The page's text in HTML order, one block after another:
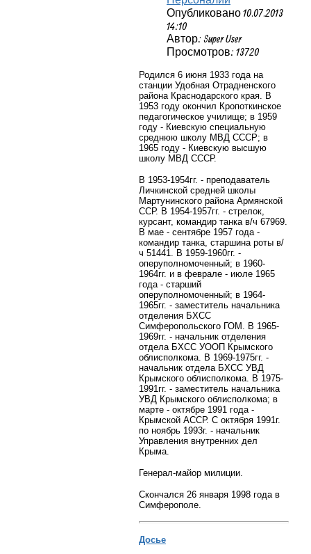
Опубликовано 10.07.2013
14:10
Автор: Super User
Просмотров: 13720
Родился 6 июня 1933 года на
станции Удобная Отрадненского
района Краснодарского края. В
1953 году окончил Кропоткинское
педагогическое училище; в 1959
году - Киевскую специальную
среднюю школу МВД СССР; в
1965 году - Киевскую высшую
школу МВД СССР.
В 1953-1954гг. - преподаватель
Личкинской средней школы
Мартунинского района Армянской
ССР. В 1954-1957гг. - стрелок,
курсант, командир танка в/ч 67969.
В мае - сентябре 1957 года -
командир танка, старшина роты в/
ч 51441. В 1959-1960гг. -
оперуполномоченный; в 1960-
1964гг. и в феврале - июле 1965
года - старший
оперуполномоченный; в 1964-
1965гг. - заместитель начальника
отделения БХСС
Симферопольского ГОМ. В 1965-
1969гг. - начальник отделения
отдела БХСС УООП Крымского
облисполкома. В 1969-1975гг. -
начальник отдела БХСС УВД
Крымского облисполкома. В 1975-
1991гг. - заместитель начальника
УВД Крымского облисполкома; в
марте - октябре 1991 года -
Крымской АССР. С октября 1991г.
по ноябрь 1993г. - начальник
Управления внутренних дел
Крыма.
Генерал-майор милиции.
Скончался 26 января 1998 года в
Симферополе.
Досье